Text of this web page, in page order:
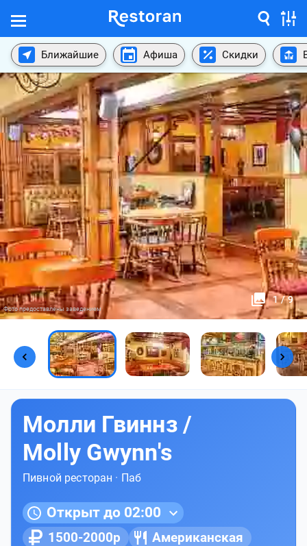
Ближайшие Афиша Скидки
1 / 9
Фото предоставлены заведением
Молли Гвиннз /
Molly Gwynn's
Пивной ресторан · Паб
Открыт до 02:00
1500-2000р Американская